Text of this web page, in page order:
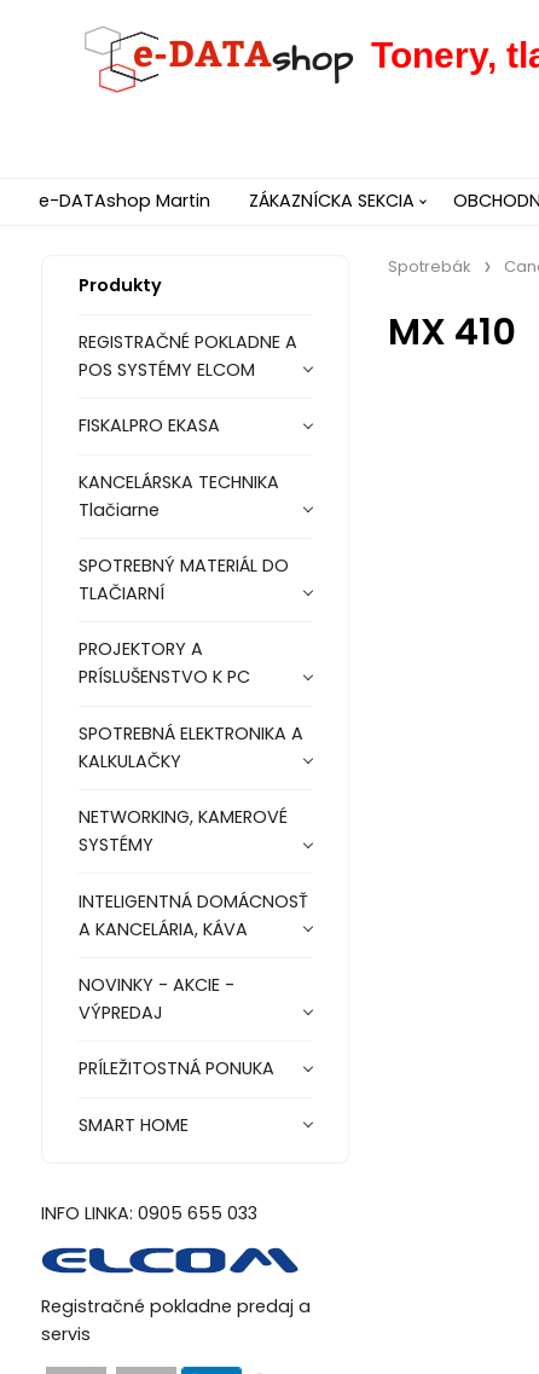
Tonery,
e-DATAshop Martin ZÁKAZNÍCKA SEKCIA
Produkty
REGISTRAČNÉ POKLADNE A
POS SYSTÉMY ELCOM
FISKALPRO EKASA
KANCELÁRSKA TECHNIKA
Tlačiarne
SPOTREBNÝ MATERIÁL DO
TLAČIARNÍ
PROJEKTORY A
PRÍSLUŠENSTVO K PC
SPOTREBNÁ ELEKTRONIKA A
KALKULAČKY
NETWORKING, KAMEROVÉ
SYSTÉMY
INTELIGENTNÁ DOMÁCNOSŤ
A KANCELÁRIA, KÁVA
NOVINKY - AKCIE -
VÝPREDAJ
PRÍLEŽITOSTNÁ PONUKA
SMART HOME
INFO LINKA: 0905 655 033
Registračné pokladne predaj a
servis
Spotrebák
MX 410